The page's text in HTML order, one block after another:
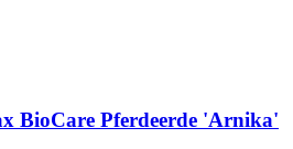
BioCare Pferdeerde 'Arnika'